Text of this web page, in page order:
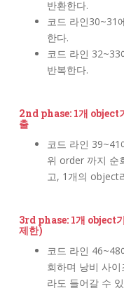
반환한다.
코드 라인30~31
한다.
코드 라인
반복한다.
2nd phase: 1개 object
출
코드 라인 39~41
위 order 까지 순
고, 1개의 object
3rd phase: 1개 object
제한)
코드 라인
회하며 낭비 사
라도 들어갈 수